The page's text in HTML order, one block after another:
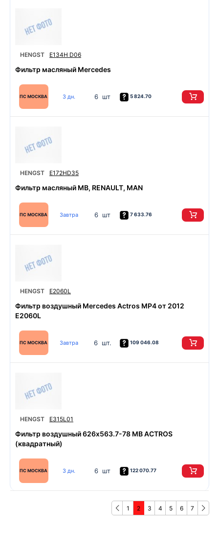
HENGST E134H D06
Фильтр масляный Mercedes
ПС МОСКВА 3 дн. 6 шт 5 824.70
HENGST E172HD35
Фильтр масляный MB, RENAULT, MAN
ПС МОСКВА Завтра 6 шт 7 633.76
HENGST E2060L
Фильтр воздушный Mercedes Actros MP4 от 2012
E2060L
ПС МОСКВА Завтра 6 шт. 109 046.08
HENGST E315L01
Фильтр воздушный 626х563.7-78 MB ACTROS
(квадратный)
ПС МОСКВА 3 дн. 6 шт 122 070.77
1 2 3 4 5 6 7